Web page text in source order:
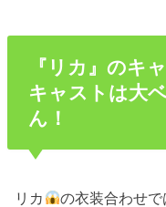
『リカ』のキ
キャストは大
ん！
リカ
の衣装合わせ